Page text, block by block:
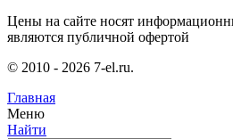
Цены на сайте носят
являются публичной офертой
© 2010 - 2026 7-el.ru.
Главная
Меню
Найти